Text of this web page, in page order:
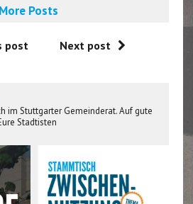
More Posts
post Next post
im Stuttgarter Gemeinderat. Auf gute
Stadtisten